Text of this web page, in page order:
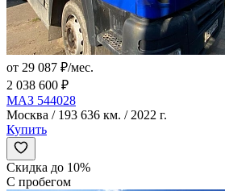
от 29 087 ₽/мес.
2 038 600 ₽
МАЗ 544028
Москва / 193 636 км. / 2022 г.
Купить
Скидка до 10%
С пробегом